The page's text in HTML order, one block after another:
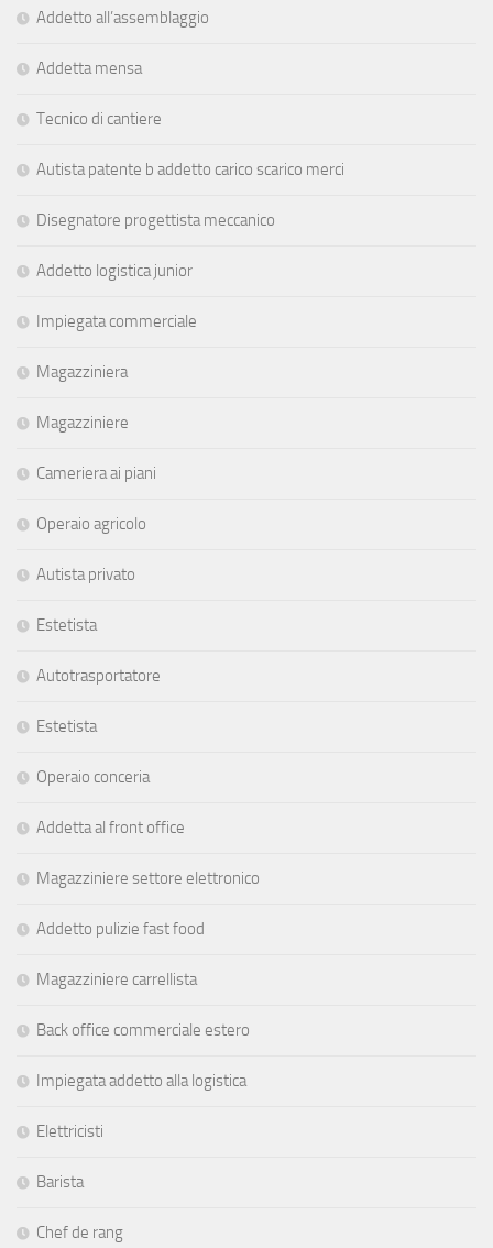
Addetto all’assemblaggio
Addetta mensa
Tecnico di cantiere
Autista patente b addetto carico scarico merci
Disegnatore progettista meccanico
Addetto logistica junior
Impiegata commerciale
Magazziniera
Magazziniere
Cameriera ai piani
Operaio agricolo
Autista privato
Estetista
Autotrasportatore
Estetista
Operaio conceria
Addetta al front office
Magazziniere settore elettronico
Addetto pulizie fast food
Magazziniere carrellista
Back office commerciale estero
Impiegata addetto alla logistica
Elettricisti
Barista
Chef de rang